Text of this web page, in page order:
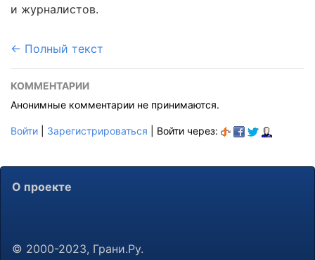
и журналистов.
← Полный текст
КОММЕНТАРИИ
Анонимные комментарии не принимаются.
Войти Зарегистрироваться | Войти через:
О проекте
© 2000-2023, Грани.Ру.